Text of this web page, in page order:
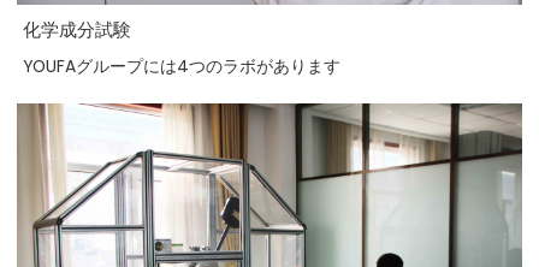
化学成分試験
YOUFAグループには4つのラボがあります